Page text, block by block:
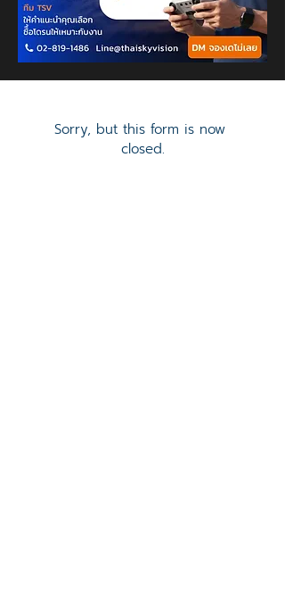
Sorry, but this form is now
closed.